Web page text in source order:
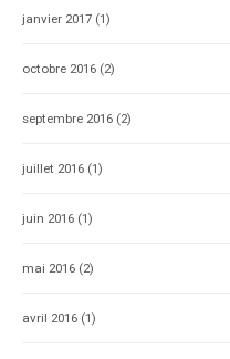
janvier 2017 (1)
octobre 2016 (2)
septembre 2016 (2)
juillet 2016 (1)
juin 2016 (1)
mai 2016 (2)
avril 2016 (1)